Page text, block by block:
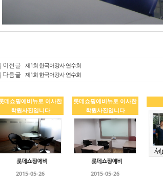
이전글 제1회 한국어강사 연수회
다음글 제1회 한국어강사 연수회
데쇼핑에비뉴로 이사한
학원사진입니다
롯데쇼핑에비
2015-05-26
롯데쇼핑에비뉴로 이사한
학원사진입니다
롯데쇼핑에비
2015-05-26